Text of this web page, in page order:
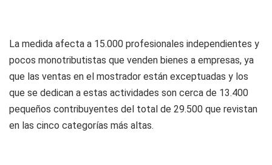
La medida afecta a 15.000 profesionales independientes y
pocos monotributistas que venden bienes a empresas, ya
que las ventas en el mostrador están exceptuadas y los
que se dedican a estas actividades son cerca de 13.400
pequeños contribuyentes del total de 29.500 que revistan
en las cinco categorías más altas.